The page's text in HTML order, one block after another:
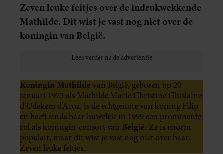
Zeven leuke feitjes over de indrukwekkende
Mathilde. Dit wist je vast nog niet over de
koningin van België.
Koningin Mathilde van België, geboren op 20
januari 1973 als Mathilde Marie Christine Ghislaine
d’Udekem d’Acoz, is de echtgenote van koning Filip
en heeft sinds haar huwelijk in 1999 een prominente
rol als koningin-consort van België. Ze is enorm
populair, maar dit wist je vast nog niet over haar.
Zeven leuke feitjes.